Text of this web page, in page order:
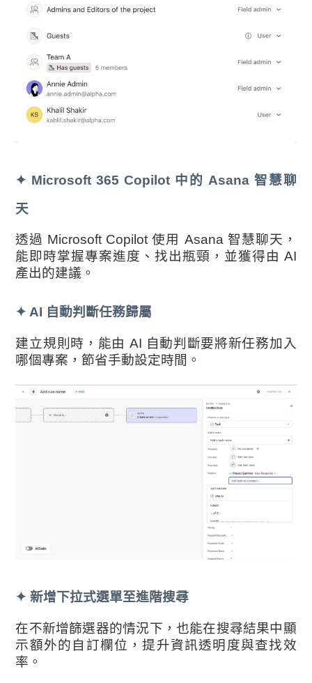
✦ Microsoft 365 Copilot 中的 Asana 智慧聊
天
透過 Microsoft Copilot 使用 Asana 智慧聊天，
能即時掌握專案進度、找出瓶頸，並獲得由 AI
產出的建議。
✦ AI 自動判斷任務歸屬
建立規則時，能由 AI 自動判斷要將新任務加入
哪個專案，節省手動設定時間。
✦新增下拉式選單至進階搜尋
在不新增篩選器的情況下，也能在搜尋結果中顯
示額外的自訂欄位，提升資訊透明度與查找效
率。